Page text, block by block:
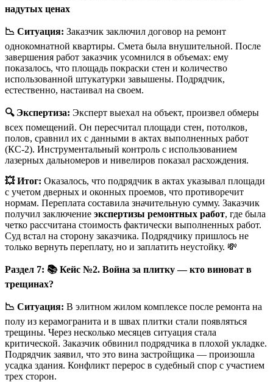
надутых ценах
📉 Ситуация: Заказчик заключил договор на ремонт
однокомнатной квартиры. Смета была внушительной. После
завершения работ заказчик усомнился в объемах: ему
показалось, что площадь покраски стен и количество
использованной штукатурки завышены. Подрядчик,
естественно, настаивал на своем.
🔍Экспертиза: Эксперт выехал на объект, произвел обмеры
всех помещений. Он пересчитал площади стен, потолков,
полов, сравнил их с данными в актах выполненных работ
(КС-2). Инструментальный контроль с использованием
лазерных дальномеров и нивелиров показал расхождения.
💥Итог: Оказалось, что подрядчик в актах указывал площади
с учетом дверных и оконных проемов, что противоречит
нормам. Переплата составила значительную сумму. Заказчик
получил заключение экспертизы ремонтных работ, где была
четко рассчитана стоимость фактически выполненных работ.
Суд встал на сторону заказчика. Подрядчику пришлось не
только вернуть переплату, но и заплатить неустойку. 💸
Раздел 7: 📚Кейс №2. Война за плитку — кто виноват в
трещинах?
📉 Ситуация: В элитном жилом комплексе после ремонта на
полу из керамогранита и в швах плитки стали появляться
трещины. Через несколько месяцев ситуация стала
критической. Заказчик обвинил подрядчика в плохой укладке.
Подрядчик заявил, что это вина застройщика — произошла
усадка здания. Конфликт перерос в судебный спор с участием
трех сторон.